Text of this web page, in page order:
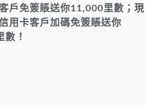
戶免簽賬送你11,000里數；現
用卡客戶加碼免簽賬送你
數！